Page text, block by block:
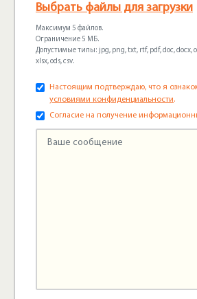
Выбрать файлы для загрузки
Максимум 5 файлов.
Ограничение 5 МБ.
Допустимые типы: jpg, png, txt, rtf, pdf, doc, docx,
xlsx, ods, csv.
Настоящим подтверждаю, что я
условиями конфиденциальности.
Согласие на получение